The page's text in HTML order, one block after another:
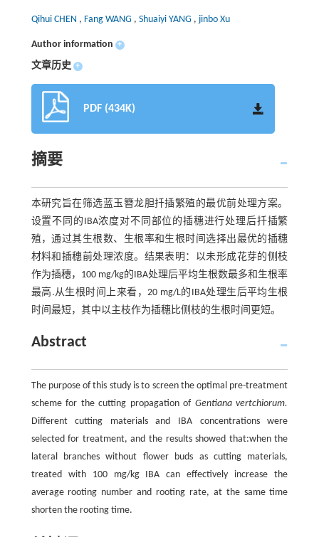
Qihui CHEN , Fang WANG , Shuaiyi YANG , jinbo Xu
Author information +
文章历史 +
PDF (434K)
摘要
本研究旨在筛选蓝玉簪龙胆扦插繁殖的最优前处理方案。
设置不同的IBA浓度对不同部位的插穗进行处理后扦插繁
殖，通过其生根数、生根率和生根时间选择出最优的插穗
材料和插穗前处理浓度。结果表明：以未形成花芽的侧枝
作为插穗，100 mg/kg的IBA处理后平均生根数最多和生根率
最高.从生根时间上来看，20 mg/L的IBA处理生后平均生根
时间最短，其中以主枝作为插穗比侧枝的生根时间更短。
Abstract
The purpose of this study is to screen the optimal pre-treatment
scheme for the cutting propagation of Gentiana vertchiorum.
Different cutting materials and IBA concentrations were
selected for treatment, and the results showed that:when the
lateral branches without flower buds as cutting materials,
treated with 100 mg/kg IBA can effectively increase the
average rooting number and rooting rate, at the same time
shorten the rooting time.